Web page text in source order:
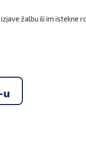
žalbu ili im istekne
u